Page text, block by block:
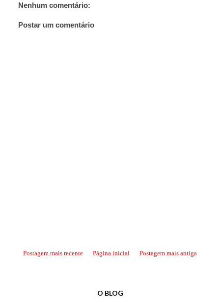
Nenhum comentário:
Postar um comentário
Postagem mais recente Postagem mais antiga
Página inicial
O BLOG